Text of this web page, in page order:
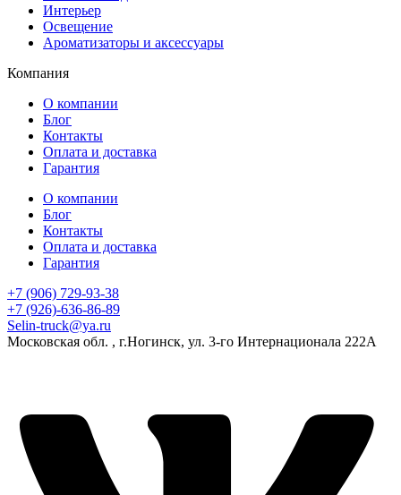
Интерьер
Освещение
Ароматизаторы и аксессуары
Компания
О компании
Блог
Контакты
Оплата и доставка
Гарантия
О компании
Блог
Контакты
Оплата и доставка
Гарантия
+7 (906) 729-93-38
+7 (926)-636-86-89
Selin-truck@ya.ru
Московская обл. , г.Ногинск, ул. 3-го Интернационала 222А